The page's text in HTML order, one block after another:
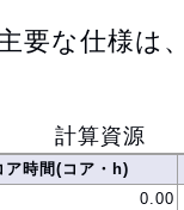
要な仕様は
計算資源
ア時間(コア・h)
0.00